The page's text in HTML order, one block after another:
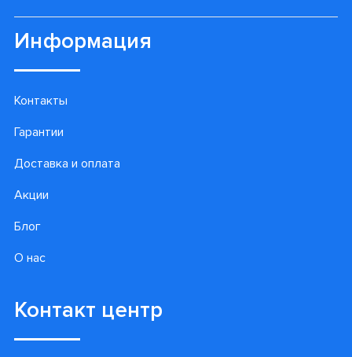
Информация
Контакты
Гарантии
Доставка и оплата
Акции
Блог
О нас
Контакт центр